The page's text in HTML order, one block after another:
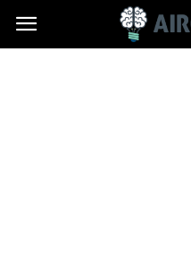
Aircold.pl